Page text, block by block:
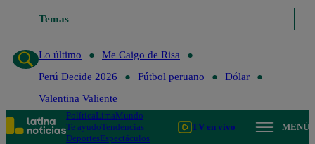
Temas
Lo último
Me Caigo de Risa
Perú Decide 2026
Fútbol peruano
Dólar
Valentina Valiente
PolíticaLimaMundo
Te ayudoTendencias
DeportesEspectáculos
TV en vivo MENÚ